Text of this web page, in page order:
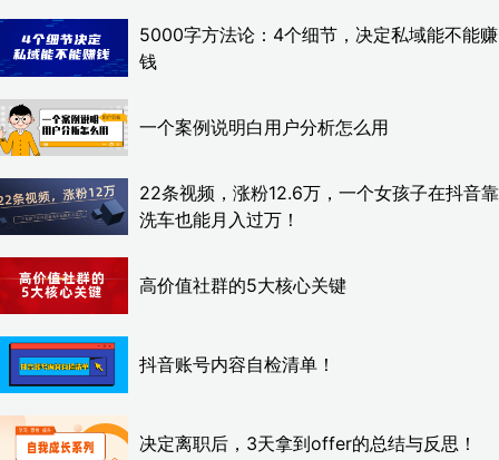
5000字方法论：4个细节，决定私域能不能赚
钱
一个案例说明白用户分析怎么用
22条视频，涨粉12.6万，一个女孩子在抖音靠
洗车也能月入过万！
高价值社群的5大核心关键
抖音账号内容自检清单！
决定离职后，3天拿到offer的总结与反思！